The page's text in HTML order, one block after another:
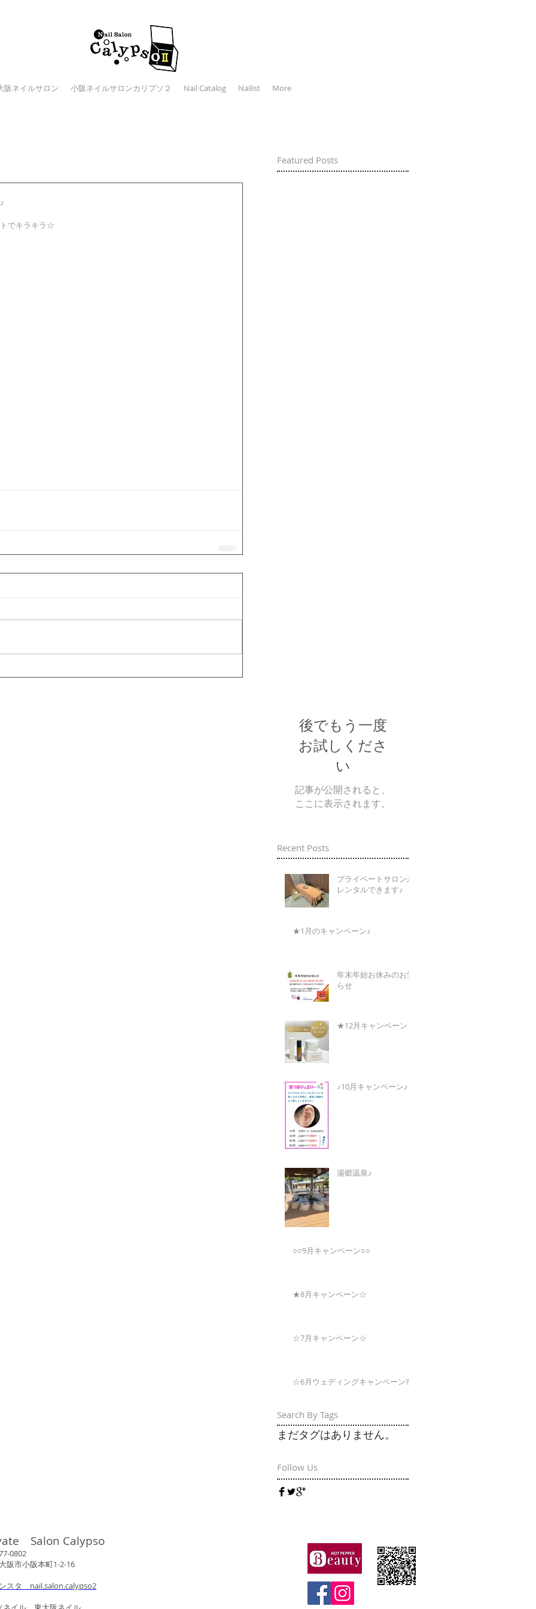
阪ネイルサロン 小阪ネイルサロンカリプソ２ Nail Catalog Nailist More
Featured Posts
でキラキラ☆
後でもう一度
お試しくださ
い
記事が公開されると、
ここに表示されます。
Recent Posts
Search By Tags
プライベートサロンが
レンタルできます♪
★1月のキャンペーン♪
年末年始お休みのお知
らせ
★12月キャンペーン★
♪10月キャンペーン♪
湯郷温泉♪
○○9月キャンペーン○○
★8月キャンペーン☆
☆7月キャンペーン☆
☆6月ウェディングキャンペーン🌸
まだタグはありません。
Follow Us
Salon Calypso
市小阪本町1-2-16
タ nail.salon.calypso2